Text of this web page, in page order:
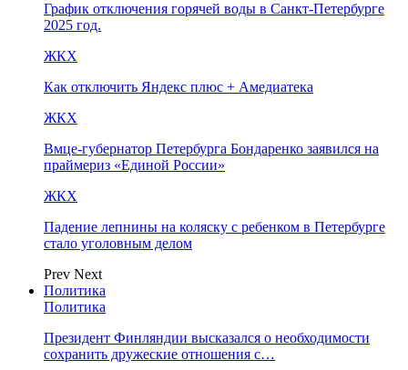
График отключения горячей воды в Санкт-Петербурге
2025 год.
ЖКХ
Как отключить Яндекс плюс + Амедиатека
ЖКХ
Вмце-губернатор Петербурга Бондаренко заявился на
праймериз «Единой России»
ЖКХ
Падение лепнины на коляску с ребенком в Петербурге
стало уголовным делом
Prev Next
Политика
Политика
Президент Финляндии высказался о необходимости
сохранить дружеские отношения с…